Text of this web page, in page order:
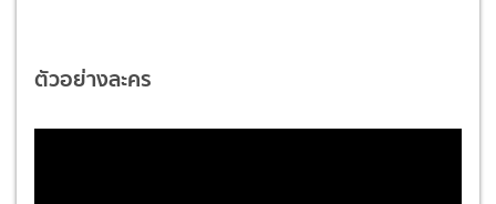
ตัวอย่างละคร